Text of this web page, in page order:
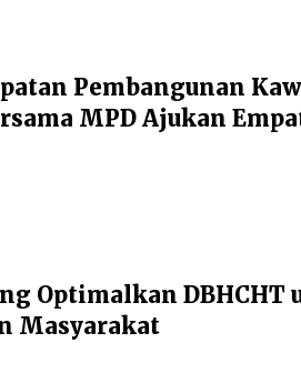
Pembangunan
MPD Ajukan
Optimalkan
Masyarakat